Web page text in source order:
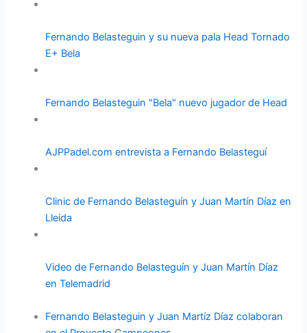
Fernando Belasteguin y su nueva pala Head Tornado
E+ Bela
Fernando Belasteguin "Bela" nuevo jugador de Head
AJPPadel.com entrevista a Fernando Belasteguí
Clinic de Fernando Belasteguín y Juan Martín Díaz en
Lleida
Video de Fernando Belasteguín y Juan Martín Díaz
en Telemadrid
Fernando Belasteguin y Juan Martíz Díaz colaboran